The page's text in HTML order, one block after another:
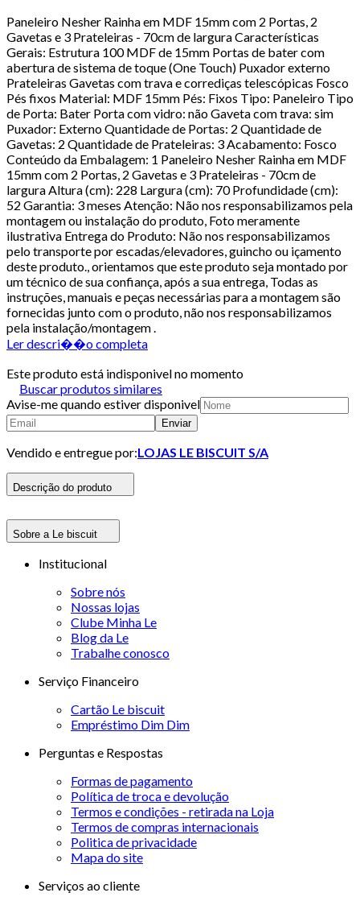
Paneleiro Nesher Rainha em MDF 15mm com 2 Portas, 2
Gavetas e 3 Prateleiras - 70cm de largura Características
Gerais: Estrutura 100 MDF de 15mm Portas de bater com
abertura de sistema de toque (One Touch) Puxador externo
Prateleiras Gavetas com trava e corrediças telescópicas Fosco
Pés fixos Material: MDF 15mm Pés: Fixos Tipo: Paneleiro Tipo
de Porta: Bater Porta com vidro: não Gaveta com trava: sim
Puxador: Externo Quantidade de Portas: 2 Quantidade de
Gavetas: 2 Quantidade de Prateleiras: 3 Acabamento: Fosco
Conteúdo da Embalagem: 1 Paneleiro Nesher Rainha em MDF
15mm com 2 Portas, 2 Gavetas e 3 Prateleiras - 70cm de
largura Altura (cm): 228 Largura (cm): 70 Profundidade (cm):
52 Garantia: 3 meses Atenção: Não nos responsabilizamos pela
montagem ou instalação do produto, Foto meramente
ilustrativa Entrega do Produto: Não nos responsabilizamos
pelo transporte por escadas/elevadores, guincho ou içamento
deste produto., orientamos que este produto seja montado por
um técnico de sua confiança, após a sua entrega, Todas as
instruções, manuais e peças necessárias para a montagem são
fornecidas junto com o produto, não nos responsabilizamos
pela instalação/montagem .
Ler descri��o completa
Este produto está indisponivel no momento
Buscar produtos similares
Avise-me quando estiver disponivel
Enviar
Vendido e entregue por:LOJAS LE BISCUIT S/A
Descrição do produto
Sobre a Le biscuit
Institucional
Sobre nós
Nossas lojas
Clube Minha Le
Blog da Le
Trabalhe conosco
Serviço Financeiro
Cartão Le biscuit
Empréstimo Dim Dim
Perguntas e Respostas
Formas de pagamento
Política de troca e devolução
Termos e condições - retirada na Loja
Termos de compras internacionais
Politica de privacidade
Mapa do site
Serviços ao cliente